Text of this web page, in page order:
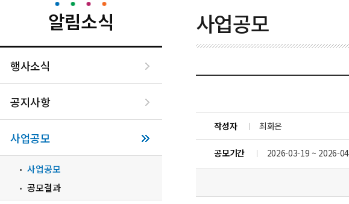
알림소식
행사소식
공지사항
사업공모
사업공모
공모결과
사업공모
작성자 최화은
공모기간 2026-03-19 ~ 2026-